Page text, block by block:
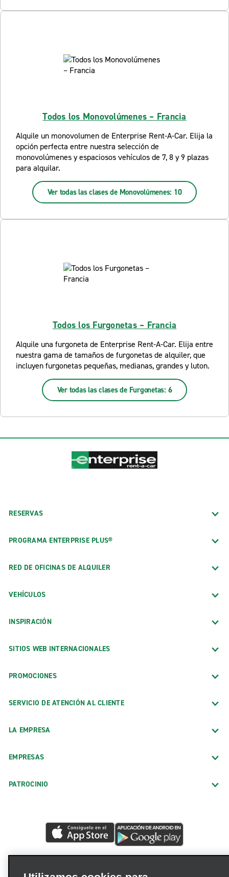
Todos los Monovolúmenes – Francia
Alquile un monovolumen de Enterprise Rent-A-Car. Elija la
opción perfecta entre nuestra selección de
monovolúmenes y espaciosos vehículos de 7, 8 y 9 plazas
para alquilar.
Ver todas las clases de Monovolúmenes: 10
Todos los Furgonetas – Francia
Alquile una furgoneta de Enterprise Rent-A-Car. Elija entre
nuestra gama de tamaños de furgonetas de alquiler, que
incluyen furgonetas pequeñas, medianas, grandes y luton.
Ver todas las clases de Furgonetas: 6
RESERVAS
PROGRAMA ENTERPRISE PLUS®
RED DE OFICINAS DE ALQUILER
VEHÍCULOS
INSPIRACIÓN
SITIOS WEB INTERNACIONALES
PROMOCIONES
SERVICIO DE ATENCIÓN AL CLIENTE
LA EMPRESA
EMPRESAS
PATROCINIO